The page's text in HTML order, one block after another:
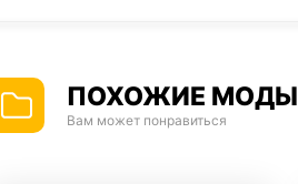
ПОХОЖИЕ МОДЫ
Вам может понравиться